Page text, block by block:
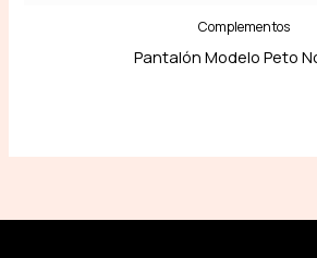
Complementos
Pantalón Modelo Peto